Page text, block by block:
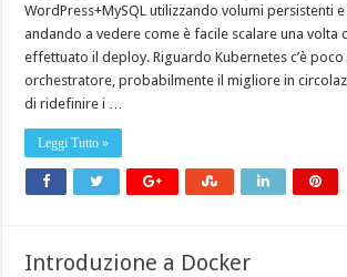
WordPress+MySQL utilizzando volumi persistenti
andando a vedere come è facile scalare una volta
effettuato il deploy. Riguardo Kubernetes c’è poco
orchestratore, probabilmente il migliore in
di ridefinire i …
Leggi Tutto »
Introduzione a Docker